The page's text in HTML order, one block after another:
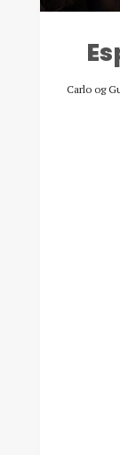
Carlo og